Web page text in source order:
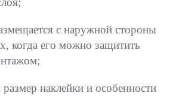
с наружной стороны
когда его можно защитить
размер наклейки и особенности